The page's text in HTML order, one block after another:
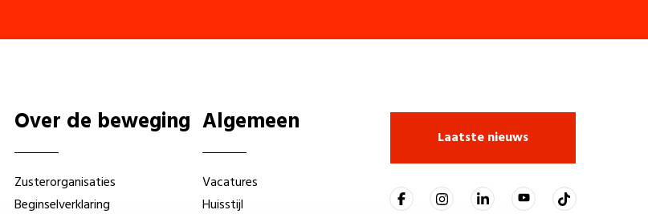
Over de beweging
Zusterorganisaties
Beginselverklaring
Algemeen
Vacatures
Huisstijl
Laatste nieuws